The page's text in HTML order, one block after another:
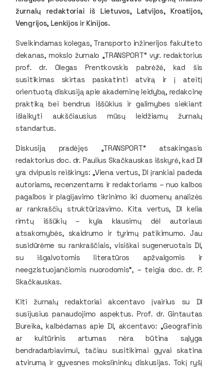
žurnalų redaktoriai iš Lietuvos, Latvijos, Kroatijos,
Vengrijos, Lenkijos ir Kinijos.
Sveikindamas kolegas, Transporto inžinerijos fakulteto
dekanas, mokslo žurnalo „TRANSPORT“ vyr. redaktorius
prof. dr. Olegas Prentkovskis pabrėžė, kad šis
susitikimas skirtas paskatinti atvirą ir į ateitį
orientuotą diskusiją apie akademinę leidybą, redakcinę
praktiką bei bendrus iššūkius ir galimybes siekiant
išlaikyti aukščiausius mūsų leidžiamų žurnalų
standartus.
Diskusiją pradėjęs „TRANSPORT“ atsakingasis
redaktorius doc. dr. Paulius Skačkauskas išskyrė, kad DI
yra dvipusis reiškinys: „Viena vertus, DI įrankiai padeda
autoriams, recenzentams ir redaktoriams – nuo kalbos
pagalbos ir plagijavimo tikrinimo iki duomenų analizės
ar rankraščių struktūrizavimo. Kita vertus, DI kelia
rimtų iššūkių – kyla klausimų dėl autoriaus
atsakomybės, skaidrumo ir tyrimų patikimumo. Jau
susidūrėme su rankraščiais, visiškai sugeneruotais DI,
su išgalvotomis literatūros apžvalgomis ir
neegzistuojančiomis nuorodomis“, – teigia doc. dr. P.
Skačkauskas.
Kiti žurnalų redaktoriai akcentavo įvairius su DI
susijusius panaudojimo aspektus. Prof. dr. Gintautas
Bureika, kalbėdamas apie DI, akcentavo: „Geografinis
ar kultūrinis artumas nėra būtina sąlyga
bendradarbiavimui, tačiau susitikimai gyvai skatina
atvirumą ir gyvesnes mokslininkų diskusijas. Tokį ryšį